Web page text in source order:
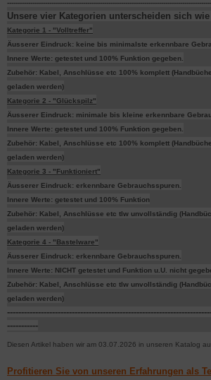
Unsere vier Kategorien unterscheiden sich
Kategorie 1 - "Volltreffer"
Äusserer Eindruck: keine bis minimalste erkennbare
Innere Werte: getestet und 100% Funktion gegeben.
Zubehör: Kabel, Anschlüsse etc 100% komplett
geladen werden)
Kategorie 2 - "Glückspilz"
Äusserer Eindruck: minimale bis kleine erkennbare
Innere Werte: getestet und 100% Funktion gegeben.
Zubehör: Kabel, Anschlüsse etc 100% komplett
geladen werden)
Kategorie 3 - "Funktioniert"
Äusserer Eindruck: erkennbare Gebrauchsspuren.
Innere Werte: getestet und 100% Funktion
Zubehör: Kabel, Anschlüsse etc tlw unvollständig
geladen werden)
Kategorie 4 - "Bastelware"
Äusserer Eindruck: erkennbare Gebrauchsspuren.
Innere Werte: NICHT getestet und Funktion u.U. nicht
Zubehör: Kabel, Anschlüsse etc tlw unvollständig
geladen werden)
-----------
Diesen Artikel haben wir am 03.07.2026 in unseren Katalog
Profitieren Sie von unseren Erfahrungen als